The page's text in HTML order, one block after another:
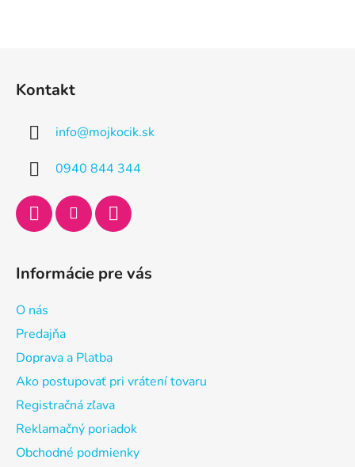
Kontakt
info@mojkocik.sk
0940 844 344
Informácie pre vás
O nás
Predajňa
Doprava a Platba
Ako postupovať pri vrátení tovaru
Registračná zľava
Reklamačný poriadok
Obchodné podmienky